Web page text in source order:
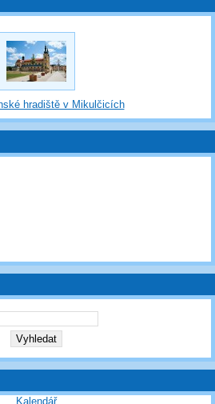
hradiště v Mikulčicích
Kalendář